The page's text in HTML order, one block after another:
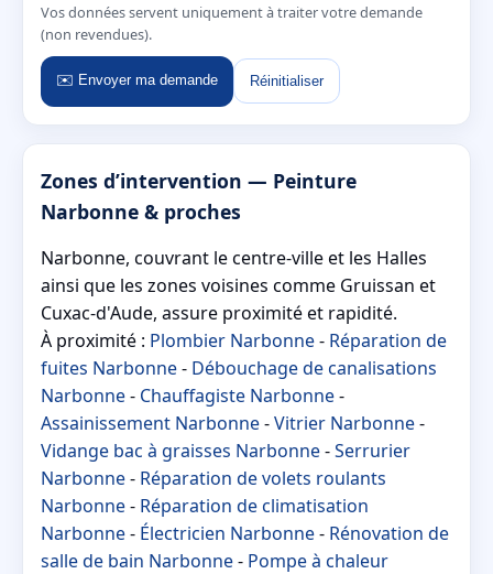
Vos données servent uniquement à traiter votre demande
(non revendues).
✉️ Envoyer ma demande Réinitialiser
Zones d’intervention — Peinture
Narbonne & proches
Narbonne, couvrant le centre-ville et les Halles
ainsi que les zones voisines comme Gruissan et
Cuxac-d'Aude, assure proximité et rapidité.
À proximité : Plombier Narbonne- Réparation de
fuites Narbonne- Débouchage de canalisations
Narbonne- Chauffagiste Narbonne-
Assainissement Narbonne-Vitrier Narbonne-
Vidange bac à graisses Narbonne-Serrurier
Narbonne- Réparation de volets roulants
Narbonne- Réparation de climatisation
Narbonne- Électricien Narbonne- Rénovation de
salle de bain Narbonne- Pompe à chaleur